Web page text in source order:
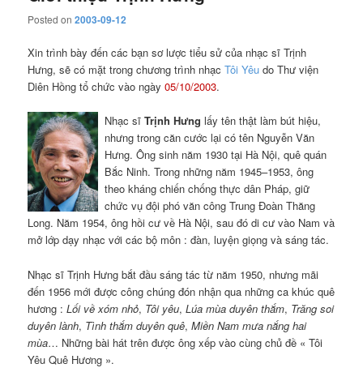
Posted on2003-09-12
Xin trình bày đến các bạn sơ lược tiểu sử của nhạc sĩ Trịnh
Hưng, sẽ có mặt trong chương trình nhạcTôi Yêu do Thư viện
Diên Hồng tổ chức vào ngày05/10/2003.
Nhạc sĩTrịnh Hưng lấy tên thật làm bút hiệu,
nhưng trong căn cước lại có tên Nguyễn Văn
Hưng. Ông sinh năm 1930 tại Hà Nội, quê quán
Bắc Ninh. Trong những năm 1945–1953, ông
theo kháng chiến chống thực dân Pháp, giữ
chức vụ đội phó văn công Trung Đoàn Thăng
Long. Năm 1954, ông hồi cư về Hà Nội, sau đó di cư vào Nam và
mở lớp dạy nhạc với các bộ môn : đàn, luyện giọng và sáng tác.
Nhạc sĩ Trịnh Hưng bắt đầu sáng tác từ năm 1950, nhưng mãi
đến 1956 mới được công chúng đón nhận qua những ca khúc quê
hương :Lối về xóm nhỏ, Tôi yêu,Lúa mùa duyên thắm, Trăng soi
duyên lành, Tình thắm duyên quê,Miền Nam mưa nắng hai
mùa… Những bài hát trên được ông xếp vào cùng chủ đề « Tôi
Yêu Quê Hương ».